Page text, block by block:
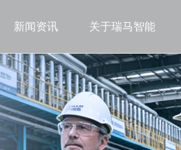
新闻资讯 关于瑞马智能